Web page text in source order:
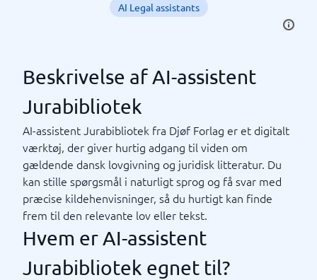
AI Legal assistants
Beskrivelse af AI-assistent
Jurabibliotek
AI-assistent Jurabibliotek fra Djøf Forlag er et digitalt
værktøj, der giver hurtig adgang til viden om
gældende dansk lovgivning og juridisk litteratur. Du
kan stille spørgsmål i naturligt sprog og få svar med
præcise kildehenvisninger, så du hurtigt kan finde
frem til den relevante lov eller tekst.
Hvem er AI-assistent
Jurabibliotek egnet til?